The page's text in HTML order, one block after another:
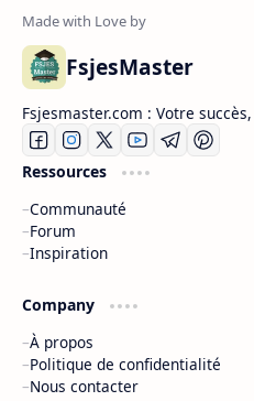
FsjesMaster
Fsjesmaster.com : Votre
Ressources
Communauté
Forum
Inspiration
Company
À propos
Politique de confidentialité
Nous contacter